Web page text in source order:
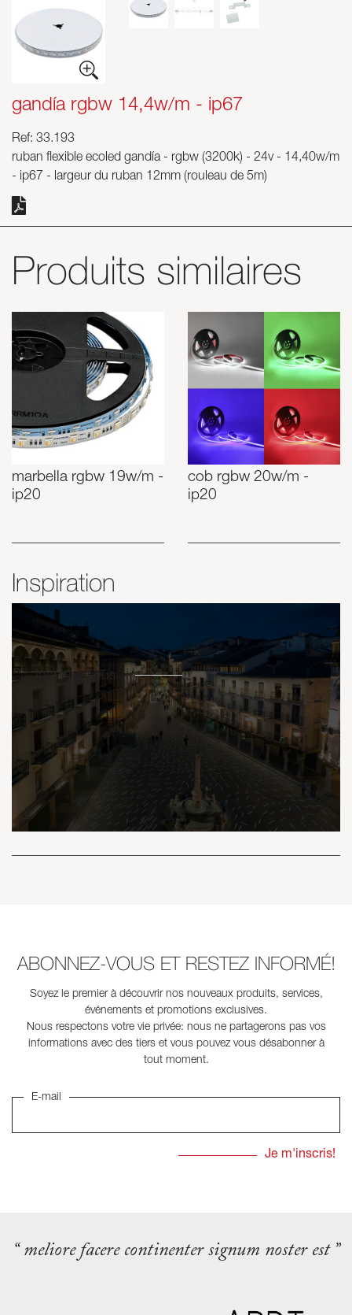
Skyled - Luminaires sur mesure
Neolight - Luminaires techniques de design
Systèmes modulaires linéaires et courbes
Rail triphasé (230V)
Rail mini 24V
Spots et Downlights
Caissons lumineux avec façade textile
Panneaux lumineux et Plexiled
gandía rgbw 14,4w/m - ip67
Ref: 33.193
ruban flexible ecoled gandía - rgbw (3200k) - 24v - 14,40w/m
- ip67 - largeur du ruban 12mm (rouleau de 5m)
Produits similaires
marbella rgbw 19w/m -
ip20
cob rgbw 20w/m -
ip20
Inspiration
Inspirez-vous
ABONNEZ-VOUS ET RESTEZ INFORMÉ!
Soyez le premier à découvrir nos nouveaux produits, services,
événements et promotions exclusives.
Nous respectons votre vie privée: nous ne partagerons pas vos
informations avec des tiers et vous pouvez vous désabonner à
tout moment.
E-mail
“ meliore facere continenter signum noster est ”